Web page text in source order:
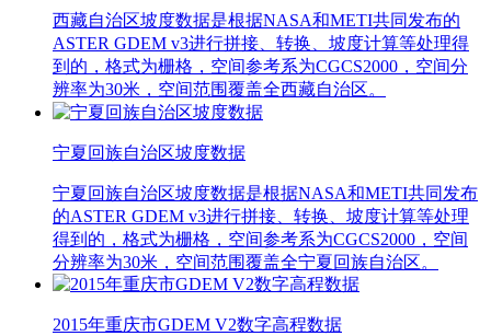
西藏自治区坡度数据是根据NASA和METI共同发布的
ASTER GDEM v3进行拼接、转换、坡度计算等处理得
到的，格式为栅格，空间参考系为CGCS2000，空间分
辨率为30米，空间范围覆盖全西藏自治区。
宁夏回族自治区坡度数据
宁夏回族自治区坡度数据是根据NASA和METI共同发布
的ASTER GDEM v3进行拼接、转换、坡度计算等处理
得到的，格式为栅格，空间参考系为CGCS2000，空间
分辨率为30米，空间范围覆盖全宁夏回族自治区。
2015年重庆市GDEM V2数字高程数据